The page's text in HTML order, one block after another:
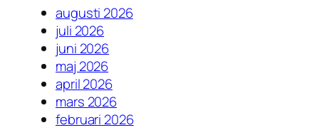
augusti 2026
juli 2026
juni 2026
maj 2026
april 2026
mars 2026
februari 2026